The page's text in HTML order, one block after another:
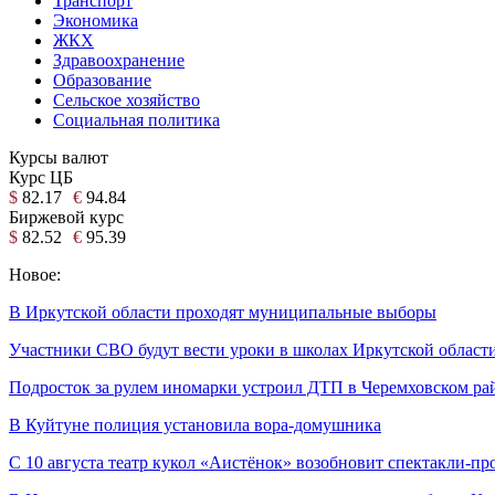
Экономика
ЖКХ
Здравоохранение
Образование
Сельское хозяйство
Социальная политика
Курсы валют
Курс ЦБ
$ 82.17 € 94.84
Биржевой курс
$ 82.52 € 95.39
Новое:
В Иркутской области проходят муниципальные выборы
Участники СВО будут вести уроки в школах Иркутской
Подросток за рулем иномарки устроил ДТП в Черемховском
В Куйтуне полиция установила вора-домушника
С 10 августа театр кукол «Аистёнок» возобновит спектакли-